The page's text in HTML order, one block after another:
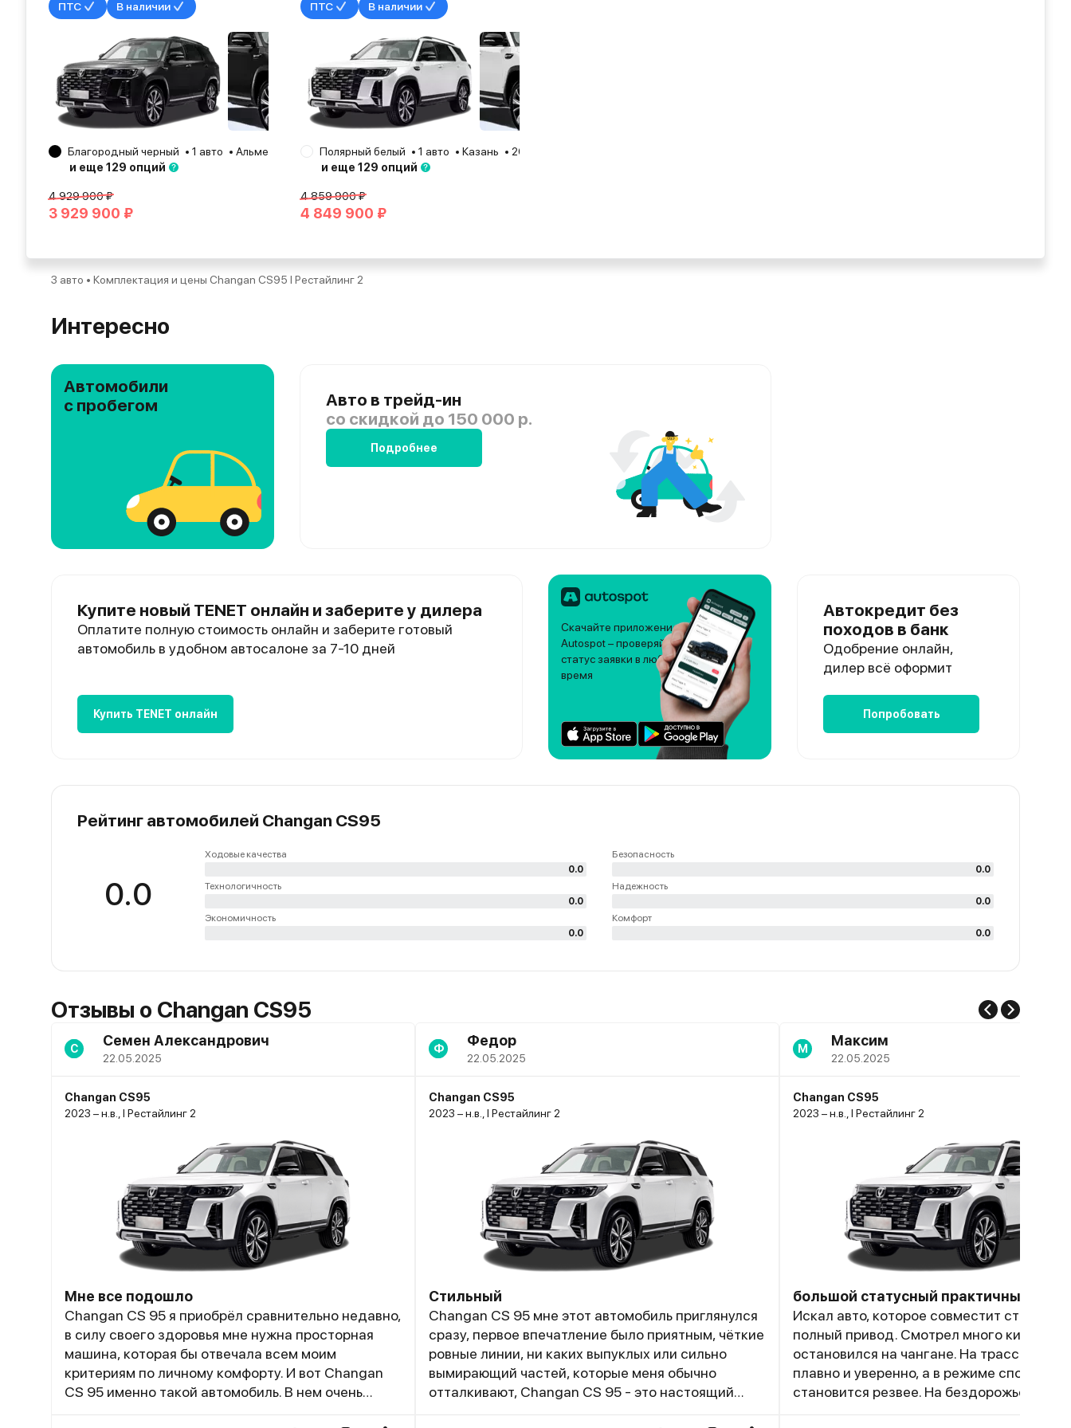
ПТС В наличии
Благородный черный 1 авто Альметьевск
2025
и еще 129 опций
4 929 900 ₽
3 929 900 ₽
ПТС В наличии
Полярный белый 1 авто Казань
2025
и еще 129 опций
4 859 900 ₽
4 849 900 ₽
3 авто • Комплектация и цены Changan CS95 I Рестайлинг 2
Интересно
Автомобили
с пробегом
Авто в трейд-ин
со скидкой до 150 000 р.
Подробнее
Купите новый TENET онлайн и заберите у дилера
Оплатите полную стоимость онлайн и заберите готовый
автомобиль в удобном автосалоне за 7-10 дней
Купить TENET онлайн
Скачайте приложение
Autospot – проверяйте
статус заявки в любое
время
Автокредит без
походов в банк
Одобрение онлайн,
дилер всё оформит
Попробовать
Рейтинг автомобилей Changan CS95
0.0
Ходовые качества
0.0
Технологичность
0.0
Экономичность
0.0
Безопасность
0.0
Надежность
0.0
Комфорт
0.0
Отзывы о Changan CS95
С Семен Александрович
22.05.2025
Changan CS95
2023 – н.в., I Рестайлинг 2
Мне все подошло
Changan CS 95 я приобрёл сравнительно недавно,
в силу своего здоровья мне нужна просторная
машина, которая бы отвечала всем моим
критериям по личному комфорту. И вот Changan
CS 95 именно такой автомобиль. В нем очень
Ф Федор
22.05.2025
Changan CS95
2023 – н.в., I Рестайлинг 2
Стильный
Changan CS 95 мне этот автомобиль приглянулся
сразу, первое впечатление было приятным, чёткие
ровные линии, ни каких выпуклых или сильно
вымирающий частей, которые меня обычно
отталкивают, Changan CS 95 - это настоящий
М Максим
22.05.2025
Changan CS95
2023 – н.в., I Рестайлинг 2
большой статусный практичный
Искал авто, которое совместит
полный привод. Смотрел много китайцев
остановился на чангане. На трассе CS95
плавно и уверенно, а в режиме спорт
становится резвее. На бездорожье